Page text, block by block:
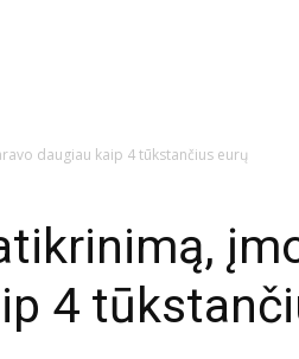
daugiau kaip 4 tūkstančius eurų
4